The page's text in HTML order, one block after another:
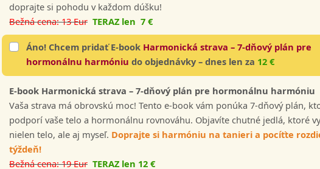
doprajte si pohodu v každom dúšku!
Bežná cena: 13 Eur TERAZ len 7 €
Áno! Chcem pridať E-book Harmonická strava – 7-dňový plán pre
hormonálnu harmóniu do objednávky – dnes len za 12 €
E-book Harmonická strava – 7-dňový plán pre hormonálnu harmóniu
Vaša strava má obrovskú moc! Tento e-book vám ponúka 7-dňový plán,
podporí vaše telo a hormonálnu rovnováhu. Objavíte chutné jedlá, ktoré
nielen telo, ale aj myseľ. Doprajte si harmóniu na tanieri a pocíťte
týždeň!
Bežná cena: 19 Eur TERAZ len 12 €